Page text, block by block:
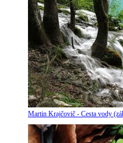
Martin Krajčovič - Cesta vody